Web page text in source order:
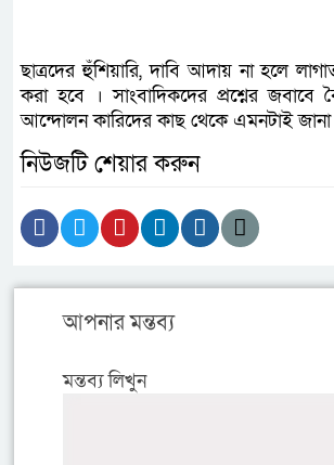
ছাত্রদের হুঁশিয়ারি, দাবি আদায় না হলে
করা হবে । সাংবাদিকদের প্রশ্নের জবাবে
আন্দোলন কারিদের কাছ থেকে এমনটাই জানা
নিউজটি শেয়ার করুন
আপনার মন্তব্য
মন্তব্য লিখুন